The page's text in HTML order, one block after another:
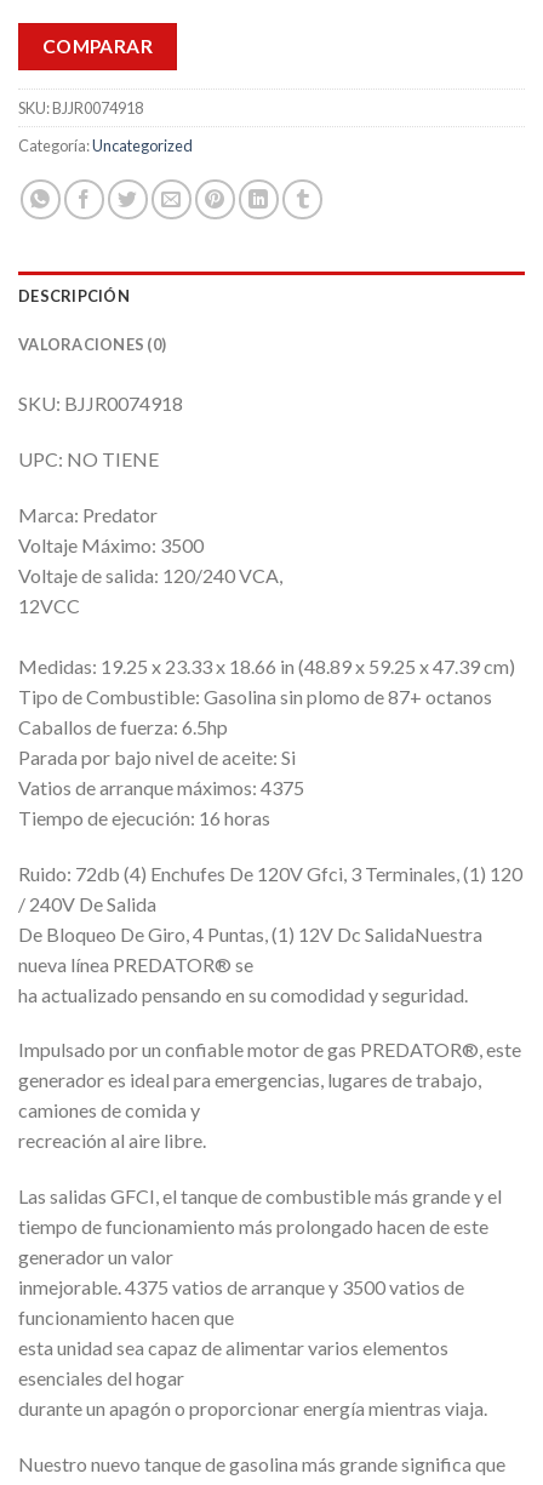
COMPARAR
SKU:BJJR0074918
Categoría:Uncategorized
DESCRIPCIÓN
VALORACIONES (0)
SKU: BJJR0074918
UPC: NO TIENE
Marca: Predator
Voltaje Máximo: 3500
Voltaje de salida: 120/240 VCA,
12VCC
Medidas: 19.25 x 23.33 x 18.66 in (48.89 x 59.25 x 47.39 cm)
Tipo de Combustible: Gasolina sin plomo de 87+ octanos
Caballos de fuerza: 6.5hp
Parada por bajo nivel de aceite: Si
Vatios de arranque máximos: 4375
Tiempo de ejecución: 16 horas
Ruido: 72db (4) Enchufes De 120V Gfci, 3 Terminales, (1) 120
/ 240V De Salida
De Bloqueo De Giro, 4 Puntas, (1) 12V Dc SalidaNuestra
nueva línea PREDATOR® se
ha actualizado pensando en su comodidad y seguridad.
Impulsado por un confiable motor de gas PREDATOR®, este
generador es ideal para emergencias, lugares de trabajo,
camiones de comida y
recreación al aire libre.
Las salidas GFCI, el tanque de combustible más grande y el
tiempo de funcionamiento más prolongado hacen de este
generador un valor
inmejorable. 4375 vatios de arranque y 3500 vatios de
funcionamiento hacen que
esta unidad sea capaz de alimentar varios elementos
esenciales del hogar
durante un apagón o proporcionar energía mientras viaja.
Nuestro nuevo tanque de gasolina más grande significa que